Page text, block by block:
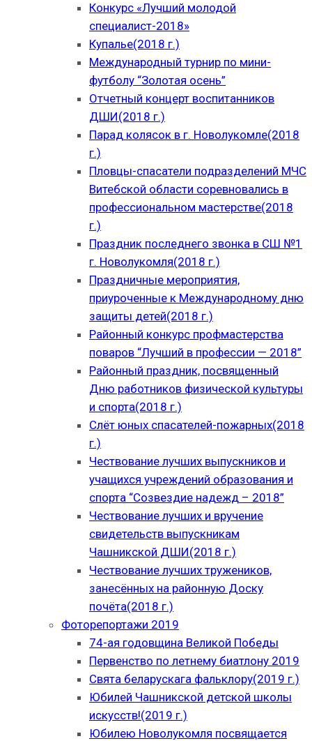
Конкурс «Лучший молодой
специалист-2018»
Купалье(2018 г.)
Международный турнир по мини-
футболу “Золотая осень”
Отчетный концерт воспитанников
ДШИ(2018 г.)
Парад колясок в г. Новолукомле(2018
г.)
Пловцы-спасатели подразделений МЧС
Витебской области соревновались в
профессиональном мастерстве(2018
г.)
Праздник последнего звонка в СШ №1
г. Новолукомля(2018 г.)
Праздничные мероприятия,
приуроченные к Международному дню
защиты детей(2018 г.)
Районный конкурс профмастерства
поваров “Лучший в профессии — 2018”
Районный праздник, посвященный
Дню работников физической культуры
и спорта(2018 г.)
Слёт юных спасателей-пожарных(2018
г.)
Чествование лучших выпускников и
учащихся учреждений образования и
спорта “Созвездие надежд – 2018”
Чествование лучших и вручение
свидетельств выпускникам
Чашникской ДШИ(2018 г.)
Чествование лучших тружеников,
занесённых на районную Доску
почёта(2018 г.)
Фоторепортажи 2019
74-ая годовщина Великой Победы
Первенство по летнему биатлону 2019
Свята беларускага фальклору(2019 г.)
Юбилей Чашникской детской школы
искусств!(2019 г.)
Юбилею Новолукомля посвящается